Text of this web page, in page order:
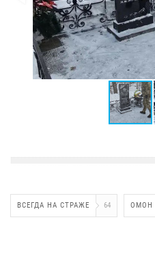
ВСЕГДА НА СТРАЖЕ 64 ОМОН